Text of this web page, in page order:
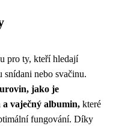
pro ty, kteří hledají
snídani nebo svačinu.
jako je
vaječný albumin, které
fungování. Díky